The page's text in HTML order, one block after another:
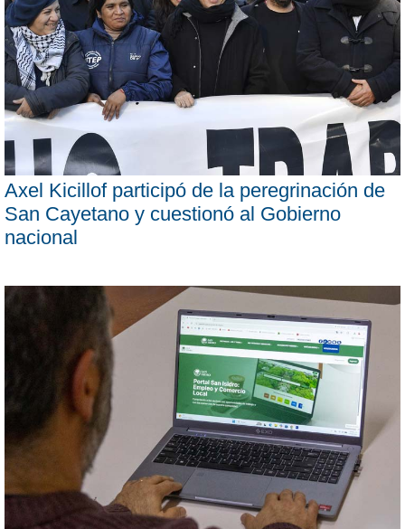
Axel Kicillof participó de la peregrinación de
San Cayetano y cuestionó al Gobierno
nacional